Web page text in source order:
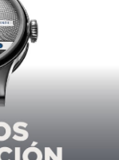
01/2017